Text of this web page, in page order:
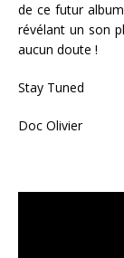
de ce futur
révélant un son
aucun doute !
Stay Tuned
Doc Olivier